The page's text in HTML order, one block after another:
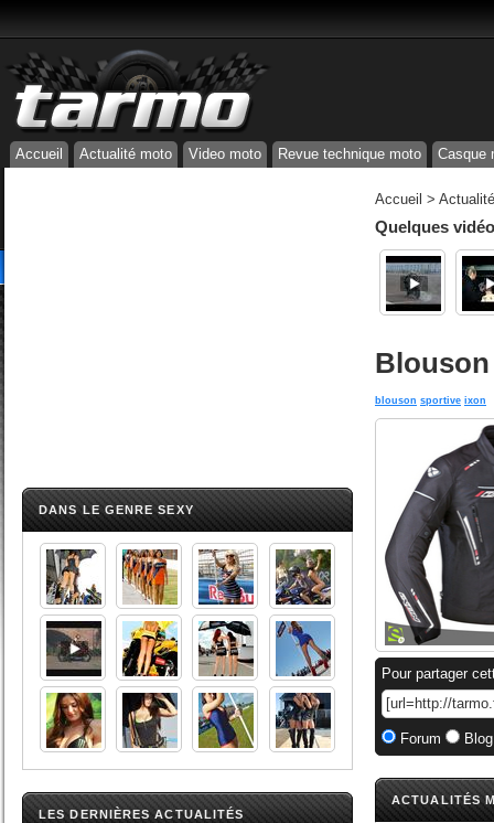
Accueil Actualité moto Video moto Revue technique moto Casque
DANS LE GENRE SEXY
LES DERNIÈRES ACTUALITÉS
Accueil >
Quelques
blouson sportive ixon
Pour partager
Forum
ACTUALITÉS